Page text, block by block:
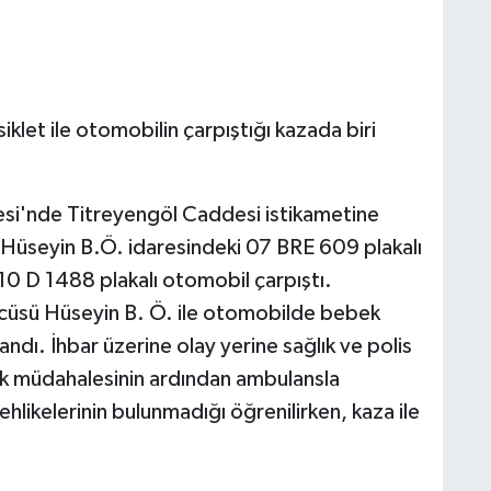
ile otomobilin çarpıştığı kazada biri
Titreyengöl Caddesi istikametine
B.Ö. idaresindeki 07 BRE 609 plakalı
D 1488 plakalı otomobil çarpıştı.
Hüseyin B. Ö. ile otomobilde bebek
İhbar üzerine olay yerine sağlık ve polis
ardından ambulansla
bulunmadığı öğrenilirken, kaza ile